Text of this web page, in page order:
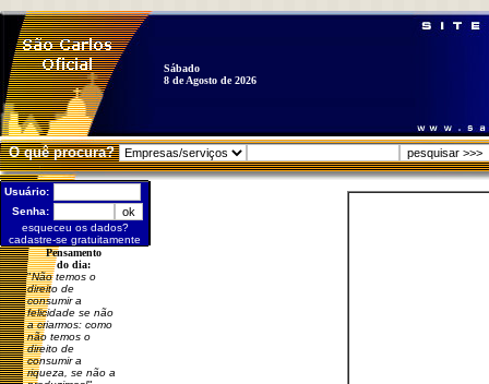
Sábado
8 de Agosto de 2026
O quê procura?
Usuário:
Senha:
esqueceu os dados?
cadastre-se gratuitamente
Pensamento
do dia:
"Não temos o
direito de
consumir a
felicidade se não
a criarmos: como
não temos o
direito de
consumir a
riqueza, se não a